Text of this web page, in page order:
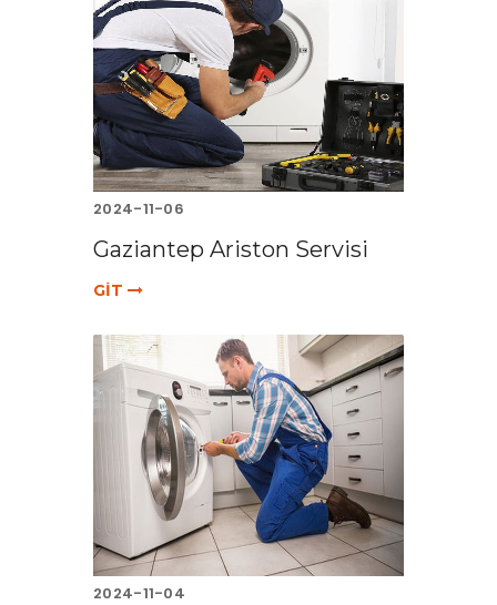
2024-11-06
Gaziantep Ariston Servisi
GİT
2024-11-04